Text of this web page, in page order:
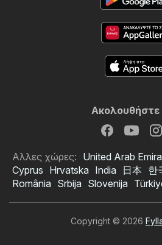
Ακολουθήστε
Αλλες χώρες: United Arab
Cyprus Hrvatska India 日本 한
România Srbija Slovenija
Copyright © 2026